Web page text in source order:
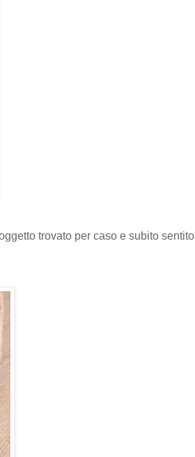
trovato per caso e subito sentito